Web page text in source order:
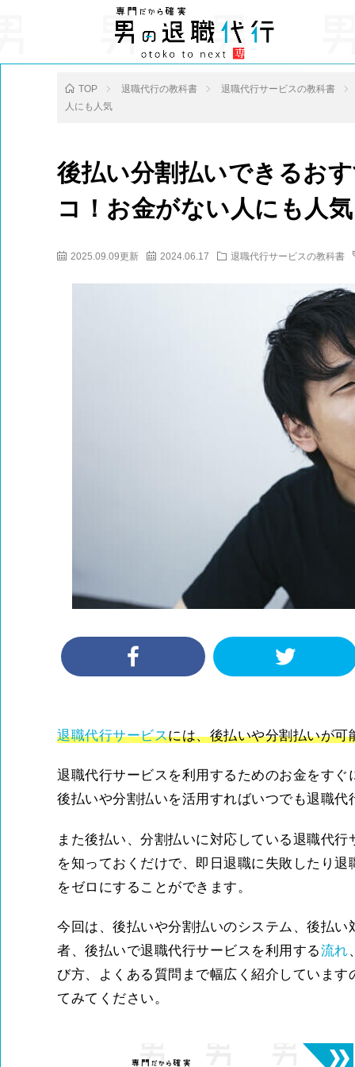
TOP 退職代行の教科書
退職代行サービスの教科書
人にも人気
後払い分割払いできるお
コ！お金がない人にも人気
2025.09.09更新 2024.06.17 退職代行サービスの教科書
退職代行サービスには、後払いや分割払いが可
退職代行サービスを利用するためのお金をす
後払いや分割払いを活用すればいつでも退職
また後払い、分割払いに対応している退職代
を知っておくだけで、即日退職に失敗したり
をゼロにすることができます。
今回は、後払いや分割払いのシステム、後払
者、後払いで退職代行サービスを利用する流れ
び方、よくある質問まで幅広く紹介していま
てみてください。